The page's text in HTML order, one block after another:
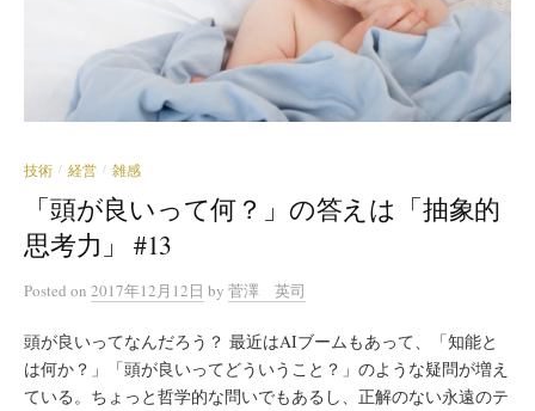
技術 / 経営 / 雑感
「頭が良いって何？」の答えは「抽象的
思考力」 #13
Posted on 2017年12月12日 by 菅澤 英司
頭が良いってなんだろう？ 最近はAIブームもあって、「知能と
は何か？」「頭が良いってどういうこと？」のような疑問が増え
ている。ちょっと哲学的な問いでもあるし、正解のない永遠のテ